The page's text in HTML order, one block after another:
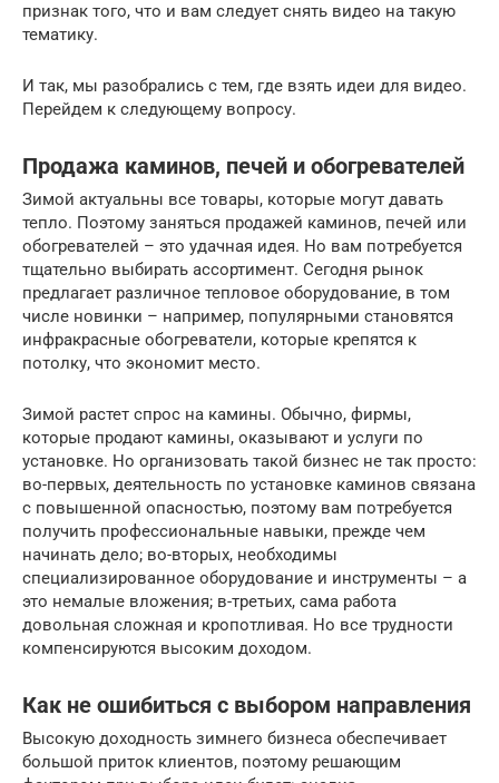
признак того, что и вам следует снять видео на такую
тематику.
И так, мы разобрались с тем, где взять идеи для видео.
Перейдем к следующему вопросу.
Продажа каминов, печей и обогревателей
Зимой актуальны все товары, которые могут давать
тепло. Поэтому заняться продажей каминов, печей или
обогревателей – это удачная идея. Но вам потребуется
тщательно выбирать ассортимент. Сегодня рынок
предлагает различное тепловое оборудование, в том
числе новинки – например, популярными становятся
инфракрасные обогреватели, которые крепятся к
потолку, что экономит место.
Зимой растет спрос на камины. Обычно, фирмы,
которые продают камины, оказывают и услуги по
установке. Но организовать такой бизнес не так просто:
во-первых, деятельность по установке каминов связана
с повышенной опасностью, поэтому вам потребуется
получить профессиональные навыки, прежде чем
начинать дело; во-вторых, необходимы
специализированное оборудование и инструменты – а
это немалые вложения; в-третьих, сама работа
довольная сложная и кропотливая. Но все трудности
компенсируются высоким доходом.
Как не ошибиться с выбором направления
Высокую доходность зимнего бизнеса обеспечивает
большой приток клиентов, поэтому решающим